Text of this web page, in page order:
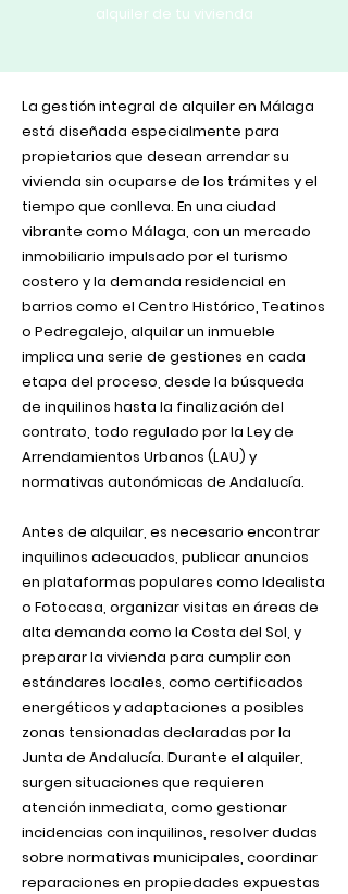
alquiler de tu vivienda
La gestión integral de alquiler en Málaga
está diseñada especialmente para
propietarios que desean arrendar su
vivienda sin ocuparse de los trámites y el
tiempo que conlleva. En una ciudad
vibrante como Málaga, con un mercado
inmobiliario impulsado por el turismo
costero y la demanda residencial en
barrios como el Centro Histórico, Teatinos
o Pedregalejo, alquilar un inmueble
implica una serie de gestiones en cada
etapa del proceso, desde la búsqueda
de inquilinos hasta la finalización del
contrato, todo regulado por la Ley de
Arrendamientos Urbanos (LAU) y
normativas autonómicas de Andalucía.
Antes de alquilar, es necesario encontrar
inquilinos adecuados, publicar anuncios
en plataformas populares como Idealista
o Fotocasa, organizar visitas en áreas de
alta demanda como la Costa del Sol, y
preparar la vivienda para cumplir con
estándares locales, como certificados
energéticos y adaptaciones a posibles
zonas tensionadas declaradas por la
Junta de Andalucía. Durante el alquiler,
surgen situaciones que requieren
atención inmediata, como gestionar
incidencias con inquilinos, resolver dudas
sobre normativas municipales, coordinar
reparaciones en propiedades expuestas